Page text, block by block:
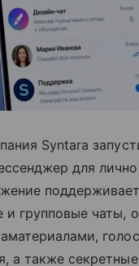
Syntara
для
поддерживает
и групповые чаты,
а также